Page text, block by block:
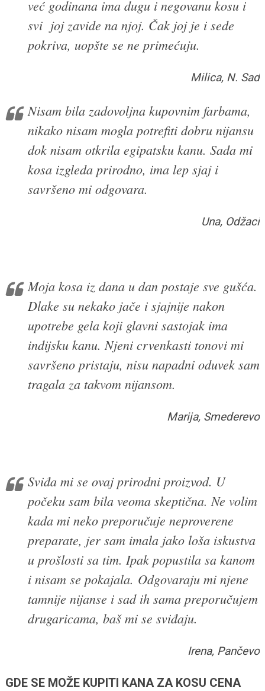
već godinana ima dugu i negovanu kosu i
svi joj zavide na njoj. Čak joj je i sede
pokriva, uopšte se ne primećuju.
Milica, N. Sad
Nisam bila zadovoljna kupovnim farbama,
nikako nisam mogla potrefiti dobru nijansu
dok nisam otkrila egipatsku kanu. Sada mi
kosa izgleda prirodno, ima lep sjaj i
savršeno mi odgovara.
Una, Odžaci
Moja kosa iz dana u dan postaje sve gušća.
Dlake su nekako jače i sjajnije nakon
upotrebe gela koji glavni sastojak ima
indijsku kanu. Njeni crvenkasti tonovi mi
savršeno pristaju, nisu napadni oduvek sam
tragala za takvom nijansom.
Marija, Smederevo
Sviđa mi se ovaj prirodni proizvod. U
počeku sam bila veoma skeptična. Ne volim
kada mi neko preporučuje neproverene
preparate, jer sam imala jako loša iskustva
u prošlosti sa tim. Ipak popustila sa kanom
i nisam se pokajala. Odgovaraju mi njene
tamnije nijanse i sad ih sama preporučujem
drugaricama, baš mi se sviđaju.
Irena, Pančevo
GDE SE MOŽE KUPITI KANA ZA KOSU CENA